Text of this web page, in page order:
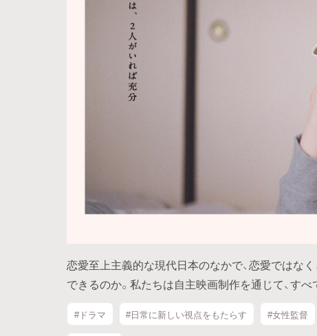
恋愛至上主義的な現代日本のなかで、恋愛ではな
できるのか。私たちは自主映画制作を通じて、すべ
#ドラマ #日常に新しい視点をもたらす #女性監督